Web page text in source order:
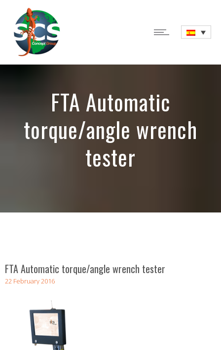
FTA Automatic
torque/angle wrench
tester
FTA Automatic torque/angle wrench tester
22 February 2016